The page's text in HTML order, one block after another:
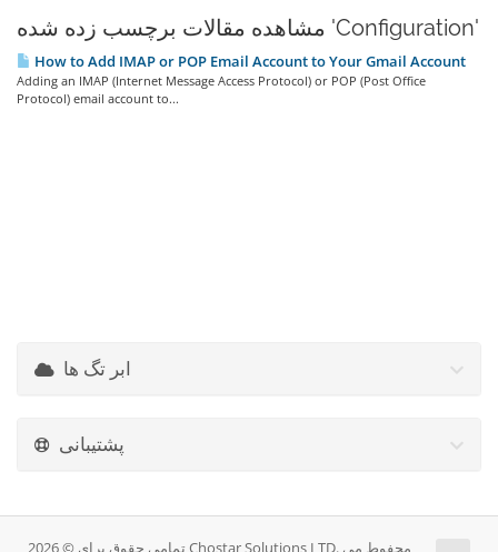
مشاهده مقالات برچسب زده شده 'Configuration'
How to Add IMAP or POP Email Account to Your Gmail Account
Adding an IMAP (Internet Message Access Protocol) or POP (Post Office
Protocol) email account to...
ابر تگ ها
پشتیبانی
تمامی حقوق برای © 2026 Chostar Solutions LTD. محفوط می